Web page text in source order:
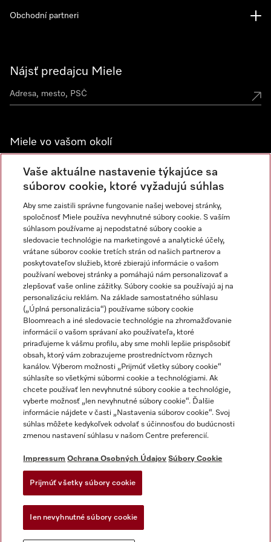
Nájsť predajcu Miele
Miele vo vašom okolí
Spoznajte predajne Miele
Newsletter
Obchodní partneri
Impressum
Obchodné podmienky
Ochrana osobných údajov
Dodacie podmienky
Akt o digitalnych sluzbach
Miele na Instagrame
Miele na YouTube
Vaše aktuálne nastavenie týkajúce sa
súborov cookie, ktoré vyžadujú súhlas
Aby sme zaistili správne fungovanie našej webovej stránky,
spoločnosť Miele používa nevyhnutné súbory cookie. S vaším
súhlasom používame aj nepodstatné súbory cookie a
sledovacie technológie na marketingové a analytické účely,
vrátane súborov cookie tretích strán od našich partnerov a
poskytovateľov služieb, ktoré zbierajú informácie o vašom
používaní webovej stránky a pomáhajú nám personalizovať a
zlepšovať vaše online zážitky. Súbory cookie sa používajú aj na
personalizáciu reklám. Na základe samostatného súhlasu
(„Úplná personalizácia“) používame súbory cookie
Bloomreach a iné sledovacie technológie na zhromažďovanie
informácií o vašom správaní ako používateľa, ktoré
priraďujeme k vášmu profilu, aby sme mohli lepšie prispôsobiť
obsah, ktorý vám zobrazujeme prostredníctvom rôznych
kanálov. Výberom možnosti „Prijmúť všetky súbory cookie“
súhlasíte so všetkými súbormi cookie a technológiami. Ak
chcete používať len nevyhnutné súbory cookie a technológie,
vyberte možnosť „len nevyhnutné súbory cookie“. Ďalšie
informácie nájdete v časti „Nastavenia súborov cookie“. Svoj
súhlas môžete kedykoľvek odvolať s účinnosťou do budúcnosti
zmenou nastavení súhlasu v našom Centre preferencií.
Impressum Ochrana Osobných Údajov Súbory Cookie
Prijmúť všetky súbory cookie
Ien nevyhnutné súbory cookie